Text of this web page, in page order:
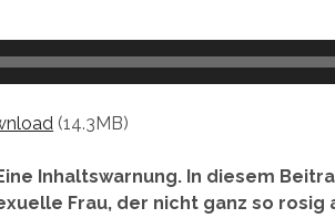
(14.3MB)
Inhaltswarnung. In diesem
Frau, der nicht ganz so rosig